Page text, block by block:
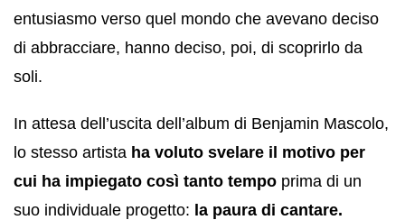
entusiasmo verso quel mondo che avevano deciso
di abbracciare, hanno deciso, poi, di scoprirlo da
soli.
In attesa dell’uscita dell’album di Benjamin Mascolo,
lo stesso artista ha voluto svelare il motivo per
cui ha impiegato così tanto tempo prima di un
suo individuale progetto: la paura di cantare.